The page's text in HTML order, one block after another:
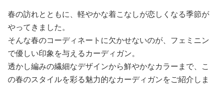
春の訪れとともに、軽やかな着こなしが恋しくなる季節が
やってきました。
そんな春のコーディネートに欠かせないのが、フェミニン
で優しい印象を与えるカーディガン。
透かし編みの繊細なデザインから鮮やかなカラーまで、こ
の春のスタイルを彩る魅力的なカーディガンをご紹介しま